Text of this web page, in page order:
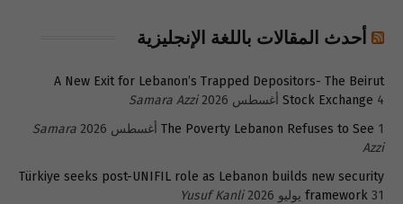
أحدث المقالات باللغة الإنجليزية
A New Exit for Lebanon’s Trapped Depositors- The Beirut
Stock Exchange 4 أغسطس 2026
Samara Azzi
The Poverty Lebanon Refuses to See 1 أغسطس 2026
Samara
Azzi
Türkiye seeks post-UNIFIL role as Lebanon builds new security
framework 31 يوليو 2026
Yusuf Kanli